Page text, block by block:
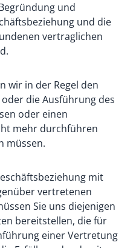
und
und die
vertraglichen
wir in der Regel den
die Ausführung des
oder einen
mehr durchführen
müssen.
mit
vertretenen
Sie uns diejenigen
bereitstellen, die für
einer Vertretung